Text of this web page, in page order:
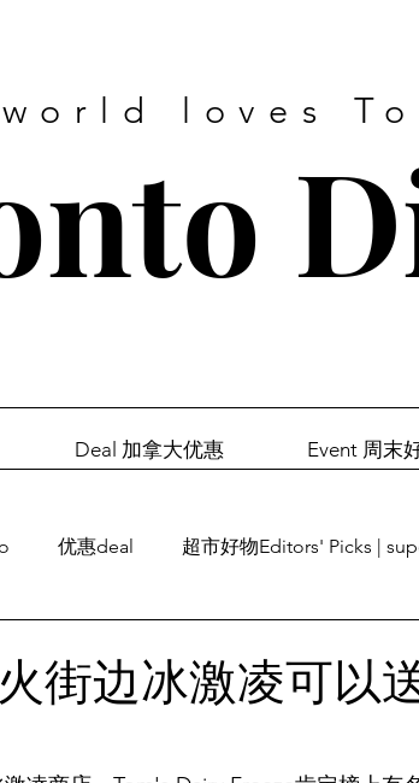
loves
Deal 加拿大优惠 Event 周末
优惠deal 超市好物Editors' Picks |
街边冰激凌可以